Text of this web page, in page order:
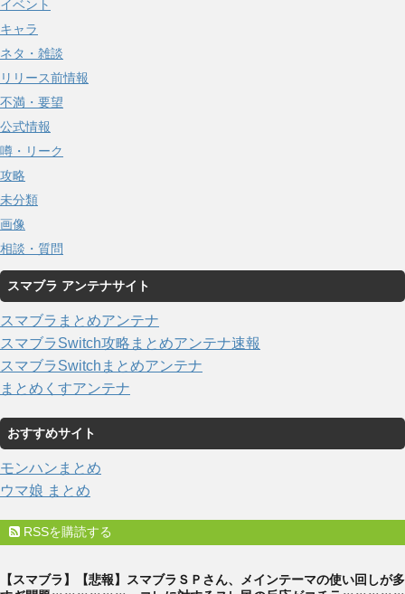
イベント
キャラ
ネタ・雑談
リリース前情報
不満・要望
公式情報
噂・リーク
攻略
未分類
画像
相談・質問
スマブラ アンテナサイト
スマブラまとめアンテナ
スマブラSwitch攻略まとめアンテナ速報
スマブラSwitchまとめアンテナ
まとめくすアンテナ
おすすめサイト
モンハンまとめ
ウマ娘 まとめ
RSSを購読する
【スマブラ】【悲報】スマブラＳＰさん、メインテーマの使い回しが多